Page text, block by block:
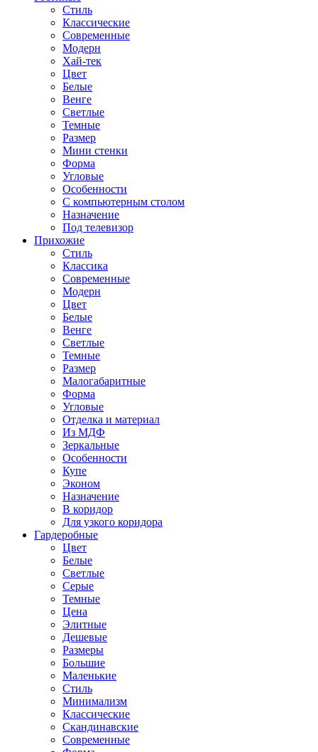
Стиль
Классические
Современные
Модерн
Хай-тек
Цвет
Белые
Венге
Светлые
Темные
Размер
Мини стенки
Форма
Угловые
Особенности
С компьютерным столом
Назначение
Под телевизор
Прихожие
Стиль
Классика
Современные
Модерн
Цвет
Белые
Венге
Светлые
Темные
Размер
Малогабаритные
Форма
Угловые
Отделка и материал
Из МДФ
Зеркальные
Особенности
Купе
Эконом
Назначение
В коридор
Для узкого коридора
Гардеробные
Цвет
Белые
Светлые
Серые
Темные
Цена
Элитные
Дешевые
Размеры
Большие
Маленькие
Стиль
Минимализм
Классические
Скандинавские
Современные